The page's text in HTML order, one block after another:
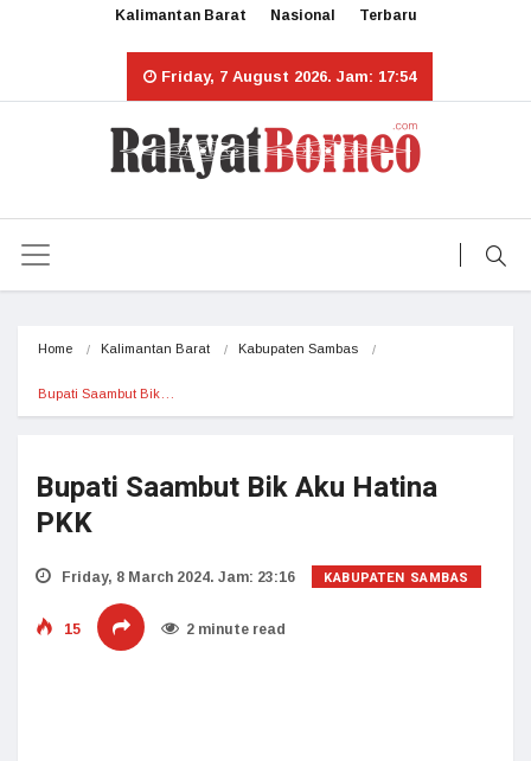
Kalimantan Barat Nasional Terbaru
Friday, 7 August 2026. Jam: 17:54
Home Kalimantan Barat Kabupaten Sambas
Bupati Saambut Bik…
Bupati Saambut Bik Aku Hatina
PKK
Friday, 8 March 2024. Jam: 23:16 KABUPATEN SAMBAS
15 2 minute read